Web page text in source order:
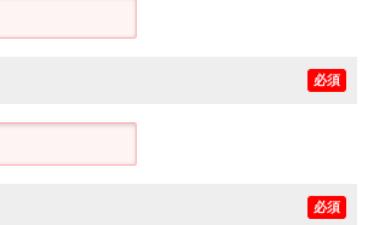
必須
必須